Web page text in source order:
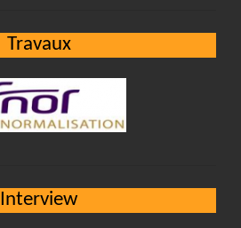
Travaux
Interview